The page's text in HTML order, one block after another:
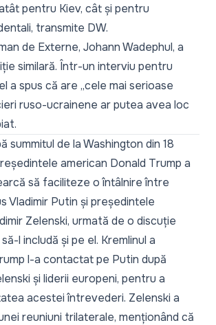
pentru Kiev, cât și pentru
transmite DW.
de Externe, Johann Wadephul, a
similară. Într-un interviu pentru
a spus că are „cele mai serioase
ruso-ucrainene ar putea avea loc
summitul de la Washington din 18
american Donald Trump a
să faciliteze o întâlnire între
Vladimir Putin și președintele
Zelenski, urmată de o discuție
l includă și pe el. Kremlinul a
l-a contactat pe Putin după
și liderii europeni, pentru a
acestei întrevederi. Zelenski a
reuniuni trilaterale, menționând că